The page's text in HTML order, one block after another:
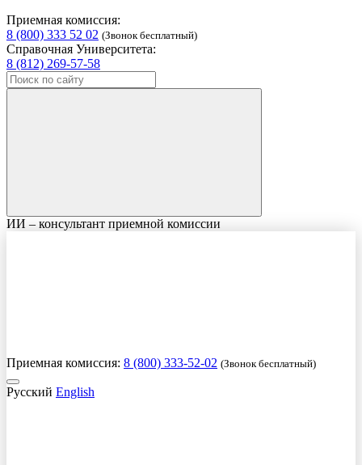
Приемная комиссия:
8 (800) 333 52 02 (Звонок бесплатный)
Справочная Университета:
8 (812) 269-57-58
ИИ – консультант приемной комиссии
Приемная комиссия: 8 (800) 333-52-02 (Звонок бесплатный)
Русский English